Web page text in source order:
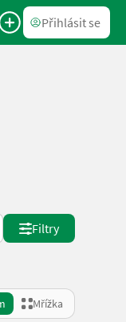
Přihlásit se
Filtry
Mřížka